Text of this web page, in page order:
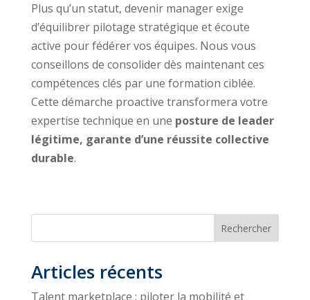
Plus qu’un statut, devenir manager exige
d’équilibrer pilotage stratégique et écoute
active pour fédérer vos équipes. Nous vous
conseillons de consolider dès maintenant ces
compétences clés par une formation ciblée.
Cette démarche proactive transformera votre
expertise technique en une posture de leader
légitime, garante d’une réussite collective
durable.
Rechercher
Articles récents
Talent marketplace : piloter la mobilité et